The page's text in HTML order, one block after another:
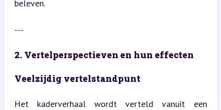
beleven.
---
2. Vertelperspectieven en hun effecten
Veelzijdig vertelstandpunt
Het kaderverhaal wordt verteld vanuit een